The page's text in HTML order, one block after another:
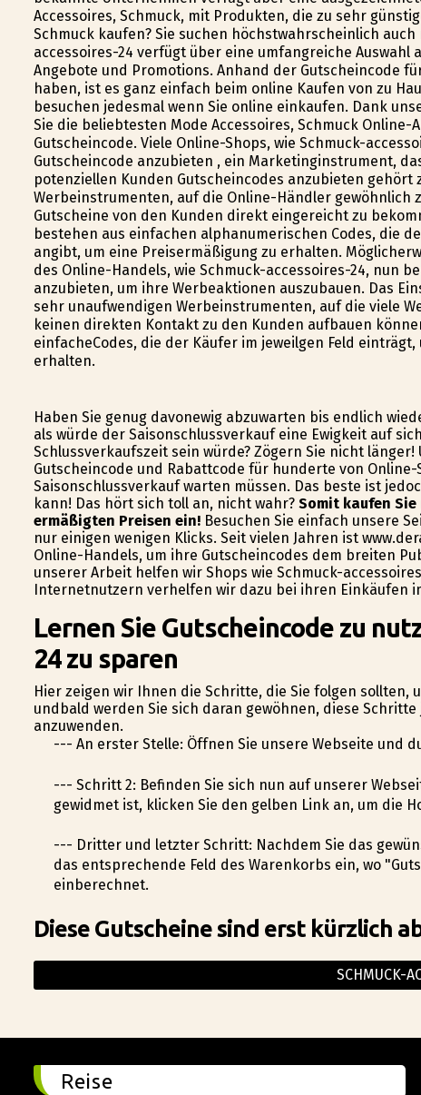
Accessoires, Schmuck, mit Produkten, die zu sehr
Schmuck kaufen? Sie suchen höchstwahrscheinlich
accessoires-24 verfügt über eine umfangreiche Auswahl
Angebote und Promotions. Anhand der Gutscheincode
haben, ist es ganz einfach beim online Kaufen von zu
besuchen jedesmal wenn Sie online einkaufen. Dank
Sie die beliebtesten Mode Accessoires, Schmuck
Gutscheincode. Viele Online-Shops, wie Schmuck-
Gutscheincode anzubieten , ein Marketinginstrument,
potenziellen Kunden Gutscheincodes anzubieten
Werbeinstrumenten, auf die Online-Händler
Gutscheine von den Kunden direkt eingereicht zu
bestehen aus einfachen alphanumerischen Codes, die
angibt, um eine Preisermäßigung zu erhalten.
des Online-Handels, wie Schmuck-accessoires-24, nun
anzubieten, um ihre Werbeaktionen auszubauen. Das
sehr unaufwendigen Werbeinstrumenten, auf die viele
keinen direkten Kontakt zu den Kunden aufbauen
einfacheCodes, die der Käufer im jeweilgen Feld
erhalten.
Haben Sie genug davonewig abzuwarten bis endlich
als würde der Saisonschlussverkauf eine Ewigkeit auf
Schlussverkaufszeit sein würde? Zögern Sie nicht
Gutscheincode und Rabattcode für hunderte von
Saisonschlussverkauf warten müssen. Das beste ist
kann! Das hört sich toll an, nicht wahr? Somit kaufen Sie
ermäßigten Preisen ein!Besuchen Sie einfach unsere
nur einigen wenigen Klicks. Seit vielen Jahren ist
Online-Handels, um ihre Gutscheincodes dem breiten
unserer Arbeit helfen wir Shops wie Schmuck-
Internetnutzern verhelfen wir dazu bei ihren Einkäufen
Lernen Sie Gutscheincode zu
24 zu sparen
Hier zeigen wir Ihnen die Schritte, die Sie folgen sollten,
undbald werden Sie sich daran gewöhnen, diese
anzuwenden.
--- An erster Stelle: Öffnen Sie unsere Webseite und
--- Schritt 2: Befinden Sie sich nun auf unserer
gewidmet ist, klicken Sie den gelben Link an, um die
--- Dritter und letzter Schritt: Nachdem Sie das
das entsprechende Feld des Warenkorbs ein, wo
einberechnet.
Diese Gutscheine sind erst kürzlich
SCHMUCK-
Reise